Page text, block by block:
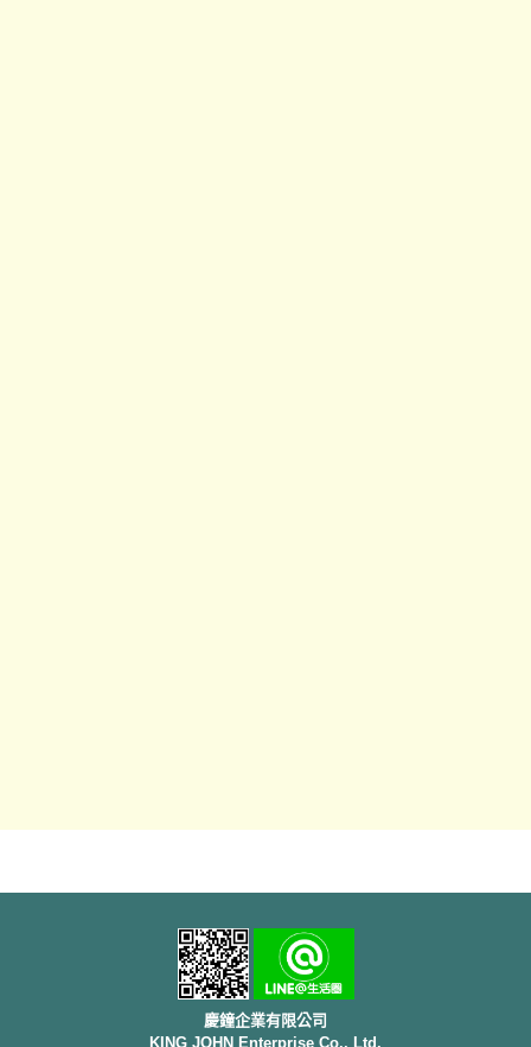
慶鐘企業有限公司
KING JOHN Enterprise Co., Ltd.